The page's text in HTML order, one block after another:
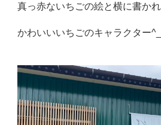
真っ赤ないちごの絵と横に書か
かわいいいちごのキャラクター